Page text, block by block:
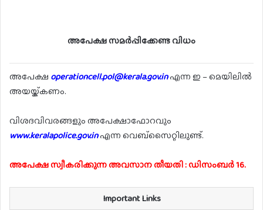
അപേക്ഷ സമർപ്പിക്കേണ്ട വിധം
അപേക്ഷ operationcell.pol@kerala.gov.inഎന്ന ഇ – മെയിലിൽ
അയയ്ക്കണം.
വിശദവിവരങ്ങളും അപേക്ഷാഫോറവും
www.keralapolice.gov.inഎന്ന വെബ്സൈറ്റിലുണ്ട്.
അപേക്ഷ സ്വീകരിക്കുന്ന അവസാന തീയതി : ഡിസംബർ 16.
Important Links